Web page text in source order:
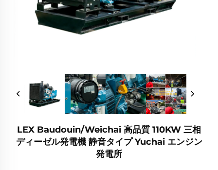
LEX Baudouin/Weichai 高品質 110KW 三相
ディーゼル発電機 静音タイプ Yuchai エンジン
発電所